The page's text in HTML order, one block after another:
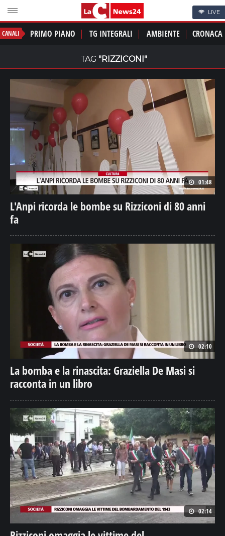
LIVE
CANALI PRIMO PIANO TG INTEGRALI AMBIENTE CRONACA
TAG "RIZZICONI"
01:48
L'Anpi ricorda le bombe su Rizziconi di 80 anni
fa
02:10
La bomba e la rinascita: Graziella De Masi si
racconta in un libro
02:14